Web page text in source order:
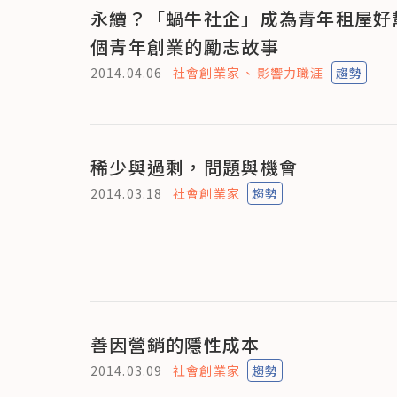
永續？「蝸牛社企」成為青年租屋
個青年創業的勵志故事
2014.04.06 社會創業家 影響力職涯 趨勢
稀少與過剩，問題與機會
2014.03.18 社會創業家 趨勢
善因營銷的隱性成本
2014.03.09 社會創業家 趨勢